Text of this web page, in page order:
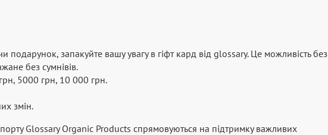
запакуйте вашу увагу в гіфт кард від glossary. Це можливість без
без сумнівів.
5000 грн, 10 000 грн.
змін.
Glossary Organic Products спрямовуються на підтримку важливих